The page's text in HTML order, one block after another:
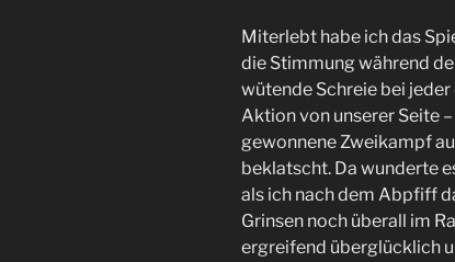
Miterlebt habe ich das
die Stimmung während
wütende Schreie bei
Aktion von unserer Seite
gewonnene Zweikampf
beklatscht. Da wunderte
als ich nach dem Abpfiff
Grinsen noch überall im
ergreifend überglücklich